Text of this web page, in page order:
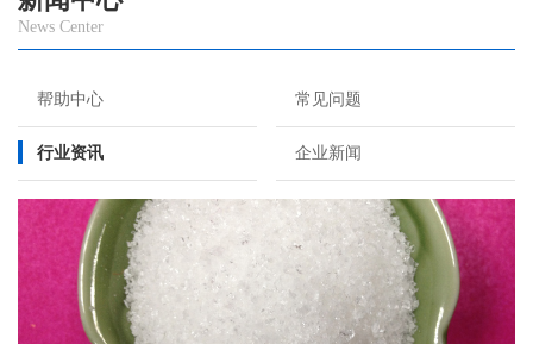
News Center
帮助中心 常见问题
行业资讯 企业新闻